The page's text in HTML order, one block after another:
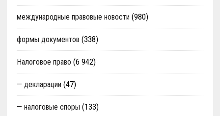
международные правовые новости (980)
формы документов (338)
Налоговое право (6 942)
— декларации (47)
— налоговые споры (133)